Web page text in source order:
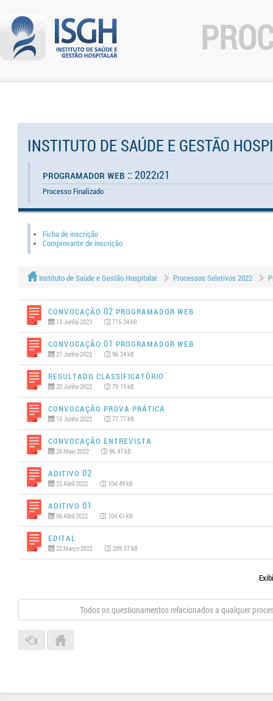
INSTITUTO DE SAÚDE E GESTÃO
Programador Web :: 2022I21
Processo Finalizado
Ficha de inscrição
Comprovante de inscrição
Instituto de Saúde e Gestão Hospitalar Processos Seletivos 2022
Convocação 02 PROGRAMADOR WEB
13 Junho 2023 715.34 kB
Convocação 01 PROGRAMADOR WEB
27 Junho 2022 96.24 kB
Resultado Classificatório
20 Junho 2022 79.19 kB
Convocação Prova Prática
15 Junho 2022 77.77 kB
Convocação Entrevista
25 Maio 2022 96.47 kB
Aditivo 02
22 Abril 2022 104.49 kB
Aditivo 01
06 Abril 2022 104.61 kB
Edital
22 Março 2022 289.57 kB
Todos os questionamentos relacionados a qualquer